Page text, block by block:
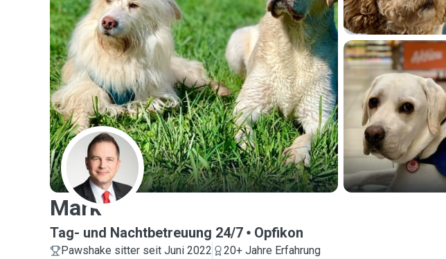
M
Mark
Tag- und Nachtbetreuung 24/7 Opfikon
Pawshake sitter seit Juni 2022
20+ Jahre Erfahrung